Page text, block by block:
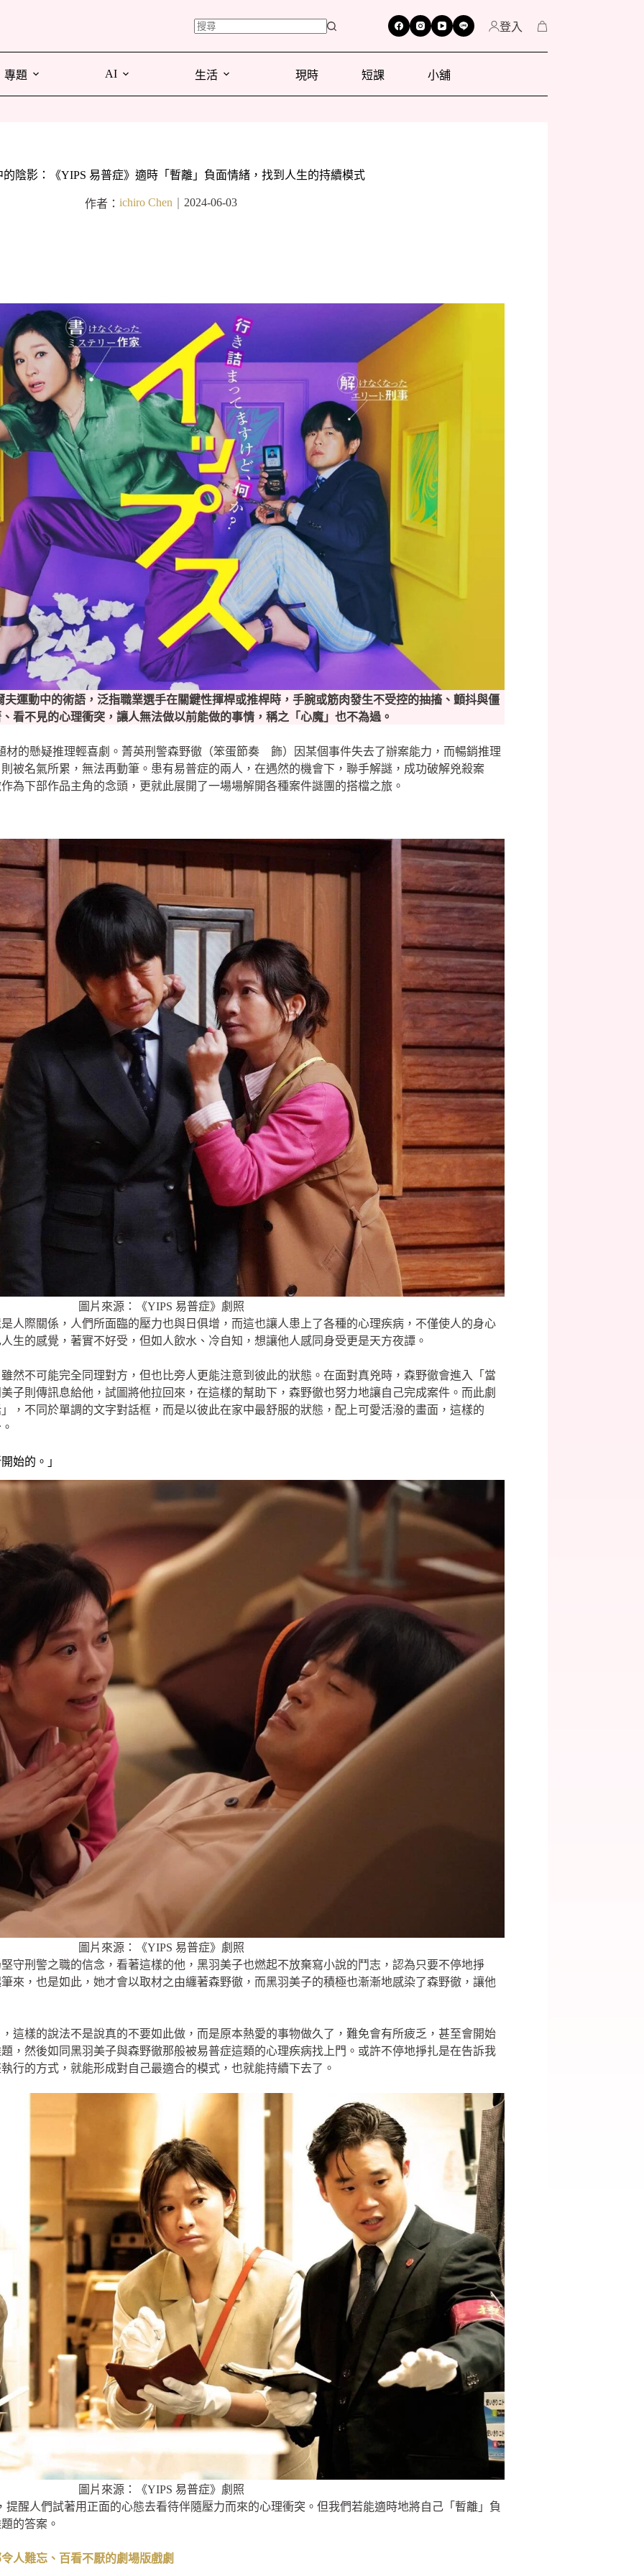
登入
專題 AI 生活 現時 短課 小舖
的陰影：《YIPS 易普症》適時「暫離」負面情緒，找到人生的持續模式
作者： ichiro Chen 2024-06-03
運動中的術語，泛指職業選手在關鍵性揮桿或推桿時，手腕或筋肉發生不受控的抽搐、顫抖與僵
看不見的心理衝突，讓人無法做以前能做的事情，稱之「心魔」也不為過。
材的懸疑推理輕喜劇。菁英刑警森野徹（笨蛋節奏 飾）因某個事件失去了辦案能力，而暢銷推理
被名氣所累，無法再動筆。患有易普症的兩人，在遇然的機會下，聯手解謎，成功破解兇殺案
為下部作品主角的念頭，更就此展開了一場場解開各種案件謎團的搭檔之旅。
圖片來源：《YIPS 易普症》劇照
人際關係，人們所面臨的壓力也與日俱增，而這也讓人患上了各種的心理疾病，不僅使人的身心
生的感覺，著實不好受，但如人飲水、冷自知，想讓他人感同身受更是天方夜譚。
然不可能完全同理對方，但也比旁人更能注意到彼此的狀態。在面對真兇時，森野徹會進入「當
子則傳訊息給他，試圖將他拉回來，在這樣的幫助下，森野徹也努力地讓自己完成案件。而此劇
，不同於單調的文字對話框，而是以彼此在家中最舒服的狀態，配上可愛活潑的畫面，這樣的
始的。」
圖片來源：《YIPS 易普症》劇照
守刑警之職的信念，看著這樣的他，黑羽美子也燃起不放棄寫小說的鬥志，認為只要不停地掙
來，也是如此，她才會以取材之由纏著森野徹，而黑羽美子的積極也漸漸地感染了森野徹，讓他
這樣的說法不是說真的不要如此做，而是原本熱愛的事物做久了，難免會有所疲乏，甚至會開始
，然後如同黑羽美子與森野徹那般被易普症這類的心理疾病找上門。或許不停地掙扎是在告訴我
行的方式，就能形成對自己最適合的模式，也就能持續下去了。
圖片來源：《YIPS 易普症》劇照
提醒人們試著用正面的心態去看待伴隨壓力而來的心理衝突。但我們若能適時地將自己「暫離」負
的答案。
人難忘、百看不厭的劇場版戲劇